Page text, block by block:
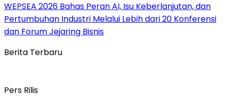
WEPSEA 2026 Bahas Peran AI, Isu Keberlanjutan, dan
Pertumbuhan Industri Melalui Lebih dari 20 Konferensi
dan Forum Jejaring Bisnis
Berita Terbaru
Pers Rilis